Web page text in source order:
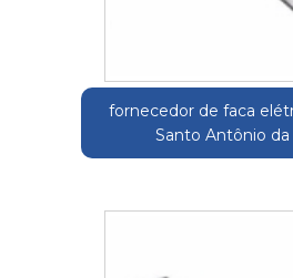
fornecedor de faca
Santo Antônio da